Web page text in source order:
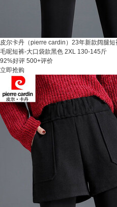
皮尔卡丹（pierre cardin）23年新款阔腿
毛呢短裤-大口袋款黑色 2XL 130-145斤
92%好评 500+评价
立即抢购